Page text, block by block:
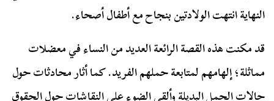
النهاية انتهت الولادتين بنجاح مع أطفال أصحاء.
قد مكنت هذه القصة الرائعة العديد من النساء في معضلات
مماثلة؛ إلهامهم لمتابعة حملهم الفريد. كما أثار محادثات حول
حالات الحمل البديلة وألقى الضوء على النقاشات حول الحقوق